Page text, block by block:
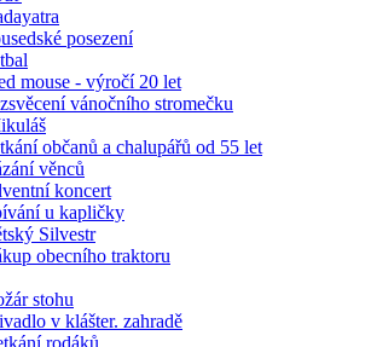
posezení
mouse - výročí 20 let
vánočního stromečku
občanů a chalupářů od 55 let
věnců
koncert
u kapličky
Silvestr
obecního traktoru
stohu
v klášter. zahradě
rodáků